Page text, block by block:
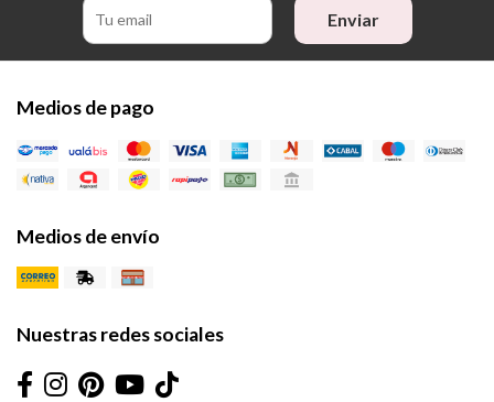
Enviar
Medios de pago
Medios de envío
Nuestras redes sociales